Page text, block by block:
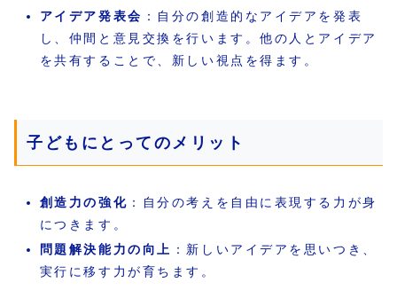
アイデア発表会 ：自分の創造的なアイデアを発表
し、仲間と意見交換を行います。他の人とアイデア
を共有することで、新しい視点を得ます。
子どもにとってのメリット
創造力の強化 ：自分の考えを自由に表現する力が身
につきます。
問題解決能力の向上
：新しいアイデアを思いつき、
実行に移す力が育ちます。